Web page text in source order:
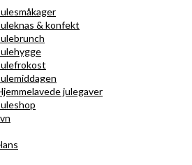
& konfekt
julegaver